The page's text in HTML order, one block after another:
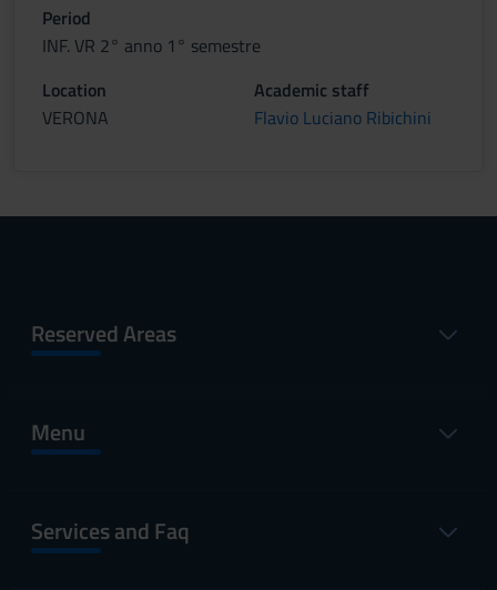
Period
INF. VR 2° anno 1° semestre
Location
VERONA
Academic staff
Flavio Luciano Ribichini
Reserved Areas
Menu
Services and Faq